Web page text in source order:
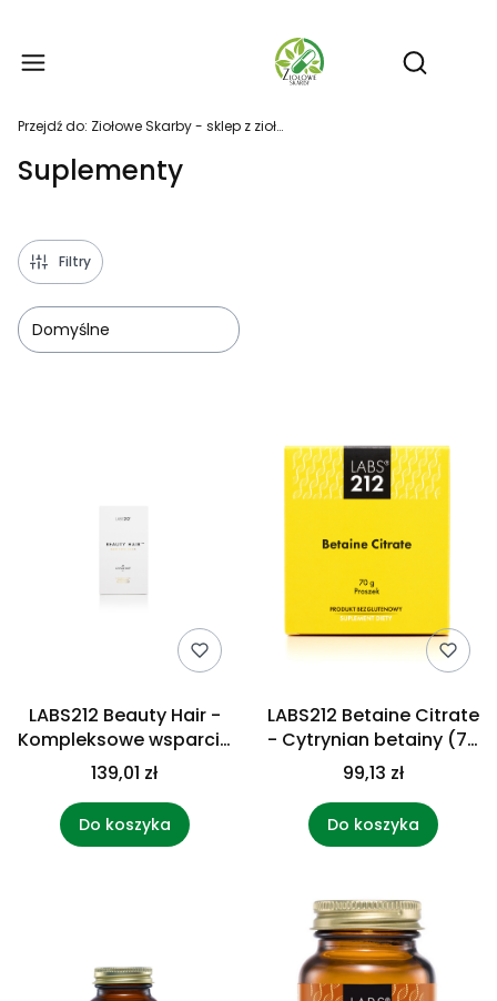
Otwórz
Przejdź do: Ziołowe Skarby - sklep z ziołami i suplementami
Suplementy
Filtry
Domyślne
LABS212 Beauty Hair -
Kompleksowe wsparcie
włosów, skóry i
paznokci (60 kaps.)
139,01 zł
Do koszyka
LABS212 Betaine Citrate
- Cytrynian betainy (70
g)
99,13 zł
Do koszyka